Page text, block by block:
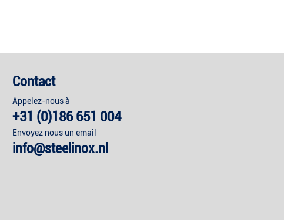
Contact
Appelez-nous à
+31 (0)186 651 004
Envoyez nous un email
info@steelinox.nl